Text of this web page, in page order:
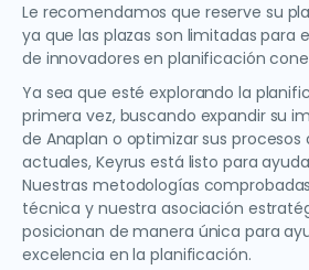
Le recomendamos que reserve su
ya que las plazas son limitadas para
de innovadores en planificación
Ya sea que esté explorando la
primera vez, buscando expandir su
de Anaplan o optimizar sus
actuales, Keyrus está listo para
Nuestras metodologías
técnica y nuestra asociación
posicionan de manera única para
excelencia en la planificación.